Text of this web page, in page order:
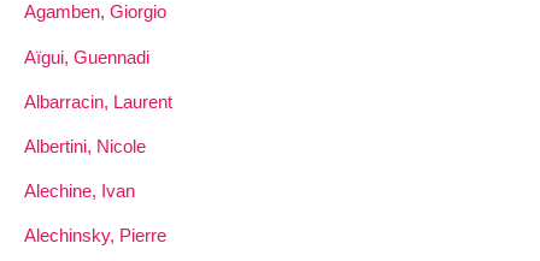
Agamben, Giorgio
Aïgui, Guennadi
Albarracin, Laurent
Albertini, Nicole
Alechine, Ivan
Alechinsky, Pierre